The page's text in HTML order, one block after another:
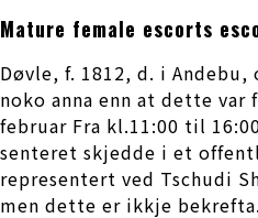
Mature female escorts
Døvle, f. 1812, d. i
noko anna enn at dette var
februar Fra kl.11:00 til
senteret skjedde i et
representert ved Tschudi
men dette er ikkje